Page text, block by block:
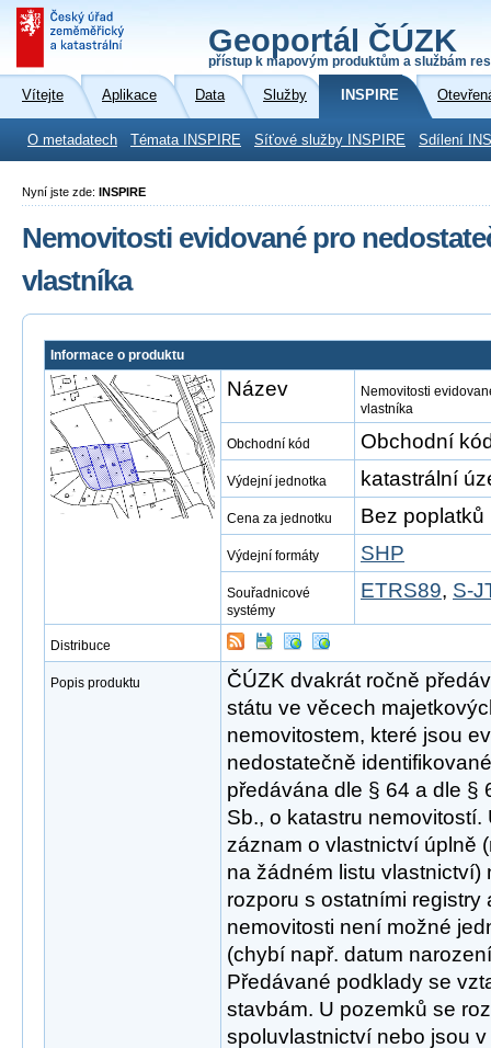
Geoportál ČÚZK
přístup k mapovým produktům a službám
Vítejte Aplikace Data Služby INSPIRE
O metadatech Témata INSPIRE Síťové služby INSPIRE Sdílení
Nyní jste zde: INSPIRE
Nemovitosti evidované pro
vlastníka
Informace o produktu
Název
Nemovitosti
vlastníka
Obchodní kód Obchodní
Výdejní jednotka katastrální
Cena za jednotku Bez poplatků
Výdejní formáty SHP
Souřadnicové
systémy
ETRS89, S-
Distribuce
Popis produktu
ČÚZK dvakrát ročně
státu ve věcech
nemovitostem, které jsou
nedostatečně
předávána dle § 64 a dle §
Sb., o katastru
záznam o vlastnictví úplně
na žádném listu vlastnictví)
rozporu s ostatními
nemovitosti není možné
(chybí např. datum
Předávané podklady se
stavbám. U pozemků se
spoluvlastnictví nebo jsou